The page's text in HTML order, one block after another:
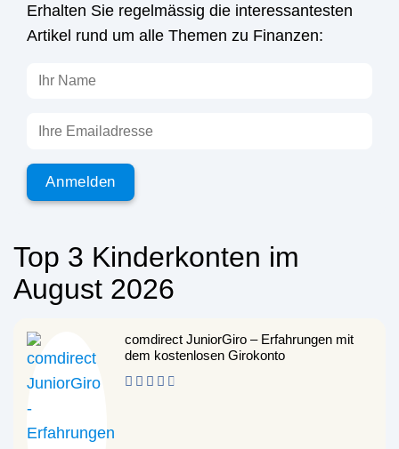
Erhalten Sie regelmässig die interessantesten
Artikel rund um alle Themen zu Finanzen:
Top 3 Kinderkonten im
August 2026
comdirect JuniorGiro – Erfahrungen mit
dem kostenlosen Girokonto